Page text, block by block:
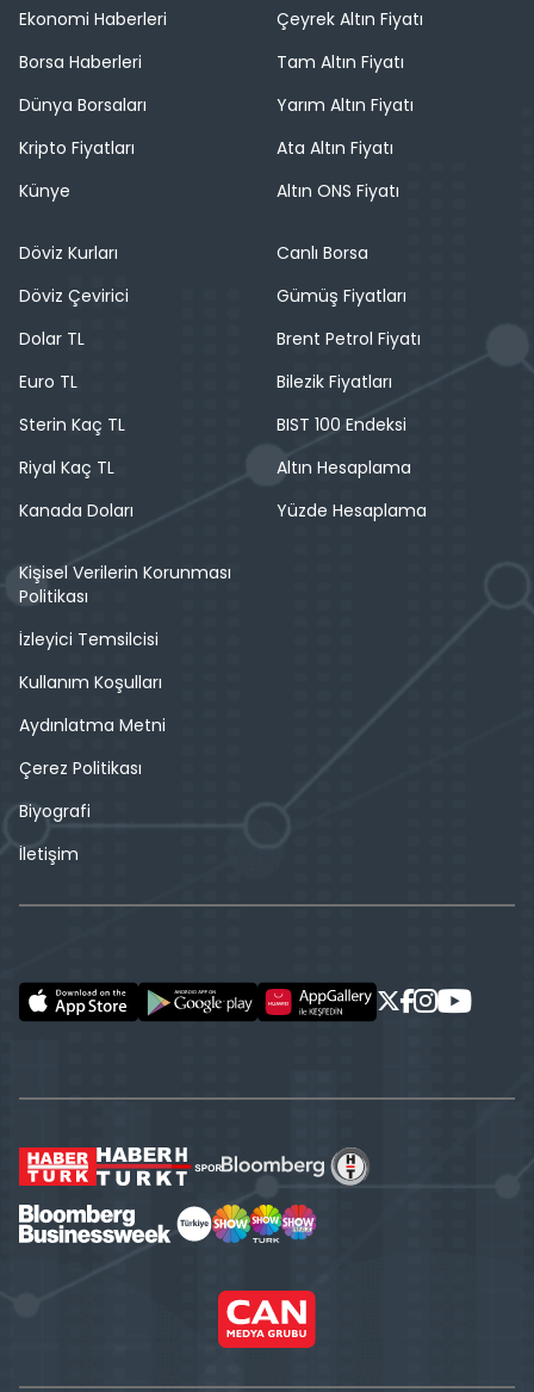
Ekonomi Haberleri
Borsa Haberleri
Dünya Borsaları
Kripto Fiyatları
Künye
Çeyrek Altın Fiyatı
Tam Altın Fiyatı
Yarım Altın Fiyatı
Ata Altın Fiyatı
Altın ONS Fiyatı
Döviz Kurları
Döviz Çevirici
Dolar TL
Euro TL
Sterin Kaç TL
Riyal Kaç TL
Kanada Doları
Canlı Borsa
Gümüş Fiyatları
Brent Petrol Fiyatı
Bilezik Fiyatları
BIST 100 Endeksi
Altın Hesaplama
Yüzde Hesaplama
Kişisel Verilerin Korunması
Politikası
İzleyici Temsilcisi
Kullanım Koşulları
Aydınlatma Metni
Çerez Politikası
Biyografi
İletişim